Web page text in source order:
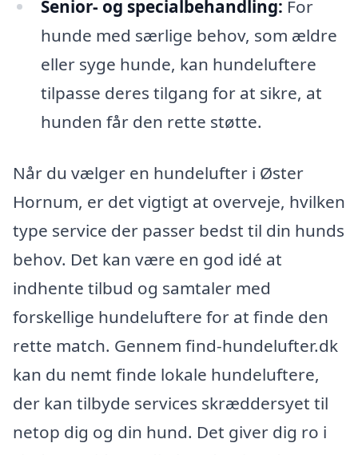
Senior- og specialbehandling: For
hunde med særlige behov, som ældre
eller syge hunde, kan hundeluftere
tilpasse deres tilgang for at sikre, at
hunden får den rette støtte.
Når du vælger en hundelufter i Øster
Hornum, er det vigtigt at overveje, hvilken
type service der passer bedst til din hunds
behov. Det kan være en god idé at
indhente tilbud og samtaler med
forskellige hundeluftere for at finde den
rette match. Gennem find-hundelufter.dk
kan du nemt finde lokale hundeluftere,
der kan tilbyde services skræddersyet til
netop dig og din hund. Det giver dig ro i